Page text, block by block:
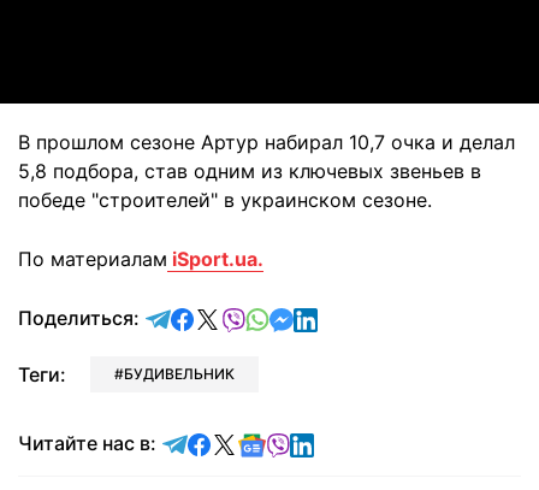
В прошлом сезоне Артур набирал 10,7 очка и делал
5,8 подбора, став одним из ключевых звеньев в
победе "строителей" в украинском сезоне.
По материалам iSport.ua.
Поделиться: отправить в Telegram
поделиться в Facebook
поделиться в X
отправить в Viber
отправить в Whatsapp
отправить в Messenger
отправить в LinkedIn
Теги: БУДИВЕЛЬНИК
Читайте нас в: Читайте в Telegram
Читайте в Facebook
Читайте в X
Читайте в Google news
Читайте в Viber
Читайте в LinkedIn